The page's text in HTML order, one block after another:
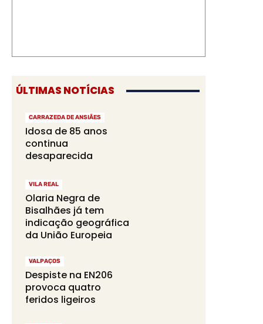
ÚLTIMAS NOTÍCIAS
CARRAZEDA DE ANSIÃES
Idosa de 85 anos
continua
desaparecida
VILA REAL
Olaria Negra de
Bisalhães já tem
indicação geográfica
da União Europeia
VALPAÇOS
Despiste na EN206
provoca quatro
feridos ligeiros